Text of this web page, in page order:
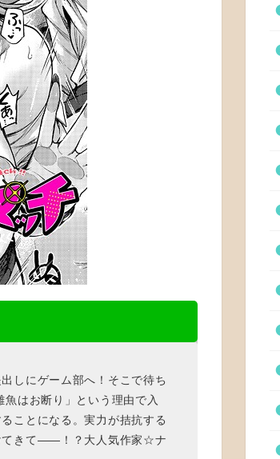
しにゲーム部へ！そこで待ち
はお断り」という理由で入
ことになる。実力が拮抗する
てきて――！？大人気作家☆ナ